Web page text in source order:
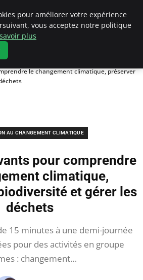
climatique
le changement climatique, préserver
AU CHANGEMENT CLIMATIQUE
pour comprendre
climatique,
et gérer les
déchets
15 minutes à une demi-journée
pour des activités en groupe
: changement…
pour améliorer votre expérience
vous acceptez notre politique
plus